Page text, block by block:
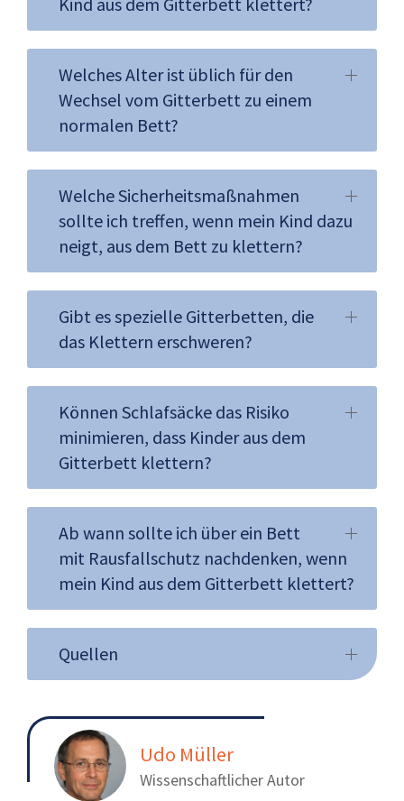
Welches Alter ist üblich für den
Wechsel vom Gitterbett zu einem
normalen Bett?
Welche Sicherheitsmaßnahmen
sollte ich treffen, wenn mein Kind dazu
neigt, aus dem Bett zu klettern?
Gibt es spezielle Gitterbetten, die
das Klettern erschweren?
Können Schlafsäcke das Risiko
minimieren, dass Kinder aus dem
Gitterbett klettern?
Ab wann sollte ich über ein Bett
mit Rausfallschutz nachdenken, wenn
mein Kind aus dem Gitterbett klettert?
Quellen
Udo Müller
Wissenschaftlicher Autor